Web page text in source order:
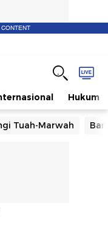
Hukum
Tuah-Marwah